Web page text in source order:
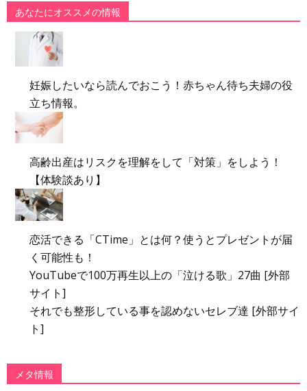
あなたにオススメの情報
妊娠したいなら読んでおこう！赤ちゃん待ち夫婦の役
立ち情報。
高齢出産はリスクを理解をして「対策」をしよう！
【体験談あり】
恋活できる「CTime」とは何？使うとプレゼントが届
く可能性も！
YouTubeで100万再生以上の「泣ける歌」27曲 [外部
サイト]
それでも整形している事を認めないセレブ達 [外部サイ
ト]
メタ情報